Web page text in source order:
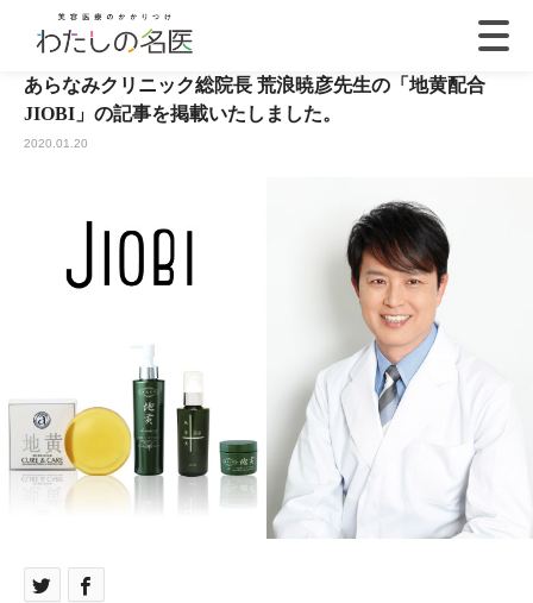
あらなみクリニック総院長 荒浪暁彦先生の「地黄配合
JIOBI」の記事を掲載いたしました。
2020.01.20